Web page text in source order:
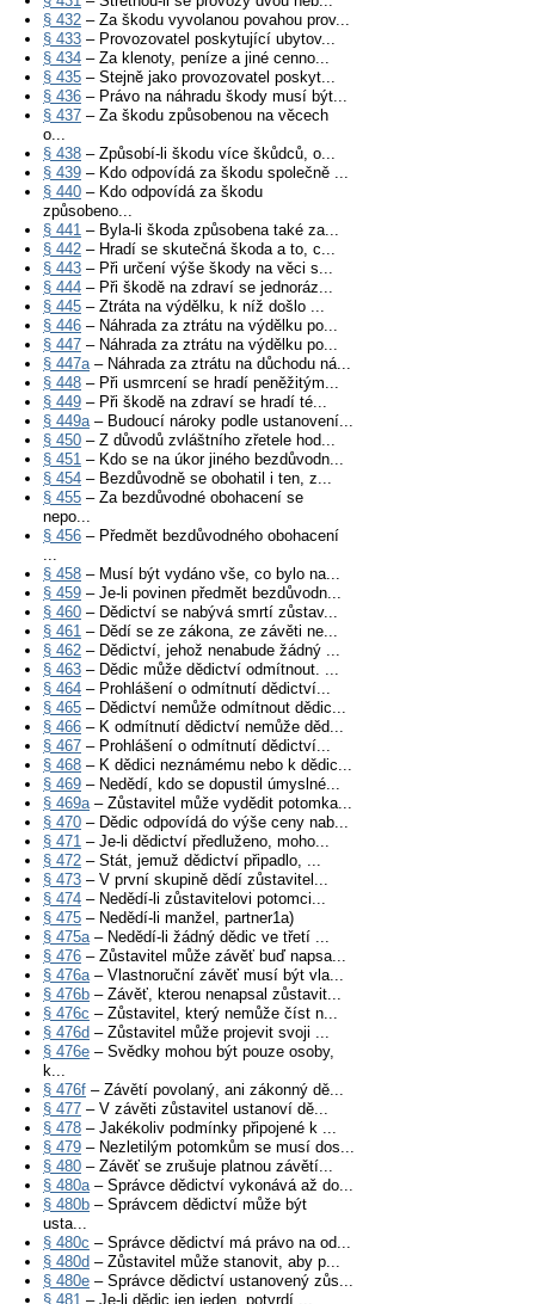
§ 432 – Za škodu vyvolanou povahou prov...
§ 433 – Provozovatel poskytující ubytov...
§ 434 – Za klenoty, peníze a jiné cenno...
§ 435 – Stejně jako provozovatel poskyt...
§ 436 – Právo na náhradu škody musí být...
§ 437 – Za škodu způsobenou na věcech
o...
§ 438 – Způsobí-li škodu více škůdců, o...
§ 439 – Kdo odpovídá za škodu společně ...
§ 440 – Kdo odpovídá za škodu
způsobeno...
§ 441 – Byla-li škoda způsobena také za...
§ 442 – Hradí se skutečná škoda a to, c...
§ 443 – Při určení výše škody na věci s...
§ 444 – Při škodě na zdraví se jednoráz...
§ 445 – Ztráta na výdělku, k níž došlo ...
§ 446 – Náhrada za ztrátu na výdělku po...
§ 447 – Náhrada za ztrátu na výdělku po...
§ 447a– Náhrada za ztrátu na důchodu ná...
§ 448 – Při usmrcení se hradí peněžitým...
§ 449 – Při škodě na zdraví se hradí té...
§ 449a– Budoucí nároky podle ustanovení...
§ 450 – Z důvodů zvláštního zřetele hod...
§ 451 – Kdo se na úkor jiného bezdůvodn...
§ 454 – Bezdůvodně se obohatil i ten, z...
§ 455 – Za bezdůvodné obohacení se
nepo...
§ 456 – Předmět bezdůvodného obohacení
...
§ 458 – Musí být vydáno vše, co bylo na...
§ 459 – Je-li povinen předmět bezdůvodn...
§ 460 – Dědictví se nabývá smrtí zůstav...
§ 461 – Dědí se ze zákona, ze závěti ne...
§ 462 – Dědictví, jehož nenabude žádný ...
§ 463 – Dědic může dědictví odmítnout. ...
§ 464 – Prohlášení o odmítnutí dědictví...
§ 465 – Dědictví nemůže odmítnout dědic...
§ 466 – K odmítnutí dědictví nemůže děd...
§ 467 – Prohlášení o odmítnutí dědictví...
§ 468 – K dědici neznámému nebo k dědic...
§ 469 – Nedědí, kdo se dopustil úmyslné...
§ 469a– Zůstavitel může vydědit potomka...
§ 470 – Dědic odpovídá do výše ceny nab...
§ 471 – Je-li dědictví předluženo, moho...
§ 472 – Stát, jemuž dědictví připadlo, ...
§ 473 – V první skupině dědí zůstavitel...
§ 474 – Nedědí-li zůstavitelovi potomci...
§ 475 – Nedědí-li manžel, partner1a)
§ 475a– Nedědí-li žádný dědic ve třetí ...
§ 476 – Zůstavitel může závěť buď napsa...
§ 476a– Vlastnoruční závěť musí být vla...
§ 476b – Závěť, kterou nenapsal zůstavit...
§ 476c – Zůstavitel, který nemůže číst n...
§ 476d – Zůstavitel může projevit svoji ...
§ 476e – Svědky mohou být pouze osoby,
k...
§ 476f – Závětí povolaný, ani zákonný dě...
§ 477 – V závěti zůstavitel ustanoví dě...
§ 478 – Jakékoliv podmínky připojené k ...
§ 479 – Nezletilým potomkům se musí dos...
§ 480 – Závěť se zrušuje platnou závětí...
§ 480a– Správce dědictví vykonává až do...
§ 480b – Správcem dědictví může být
usta...
§ 480c – Správce dědictví má právo na od...
§ 480d – Zůstavitel může stanovit, aby p...
§ 480e – Správce dědictví ustanovený zůs...
§ 481 – Je-li dědic jen jeden, potvrdí ...